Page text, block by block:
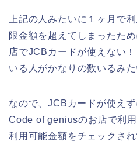
上記の人みたいに１ヶ月で
限金額を超えてしまったた
店でJCBカードが使えない
いる人がかなりの数いるみた
なので、JCBカードが使え
Code of geniusのお店で利
利用可能金額をチェックさ